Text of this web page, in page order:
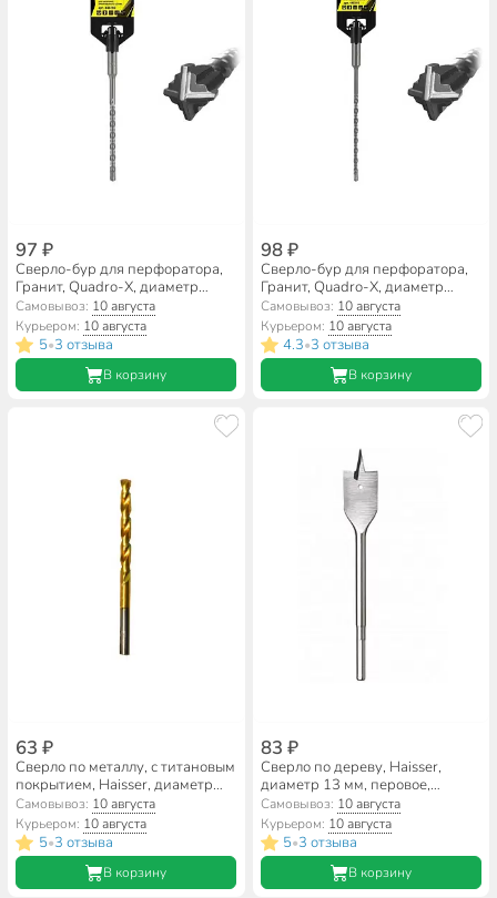
97 ₽
Сверло-бур для перфоратора,
Гранит, Quadro-X, диаметр
6х100х160 мм, SDS-Plus
Самовывоз: 10 августа
Курьером: 10 августа
5•3 отзыва
В корзину
98 ₽
Сверло-бур для перфоратора,
Гранит, Quadro-X, диаметр
5х100х160 мм, SDS-Plus,
445160
Самовывоз: 10 августа
Курьером: 10 августа
4.3•3 отзыва
В корзину
63 ₽
Сверло по металлу, с титановым
покрытием, Haisser, диаметр
3.5 мм, цилиндрический
хвостовик, HS111007
Самовывоз: 10 августа
Курьером: 10 августа
5•3 отзыва
В корзину
83 ₽
Сверло по дереву, Haisser,
диаметр 13 мм, перовое,
плоский лопаточное, HS103304
Самовывоз: 10 августа
Курьером: 10 августа
5•3 отзыва
В корзину